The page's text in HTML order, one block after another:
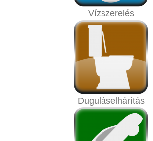
Vízszerelés
Duguláselhárítás